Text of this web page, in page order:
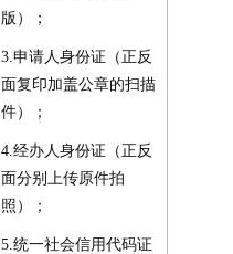
版）；
3.申请人身份证（正反
面复印加盖公章的扫描
件）；
4.经办人身份证（正反
面分别上传原件拍
照）；
5.统一社会信用代码证